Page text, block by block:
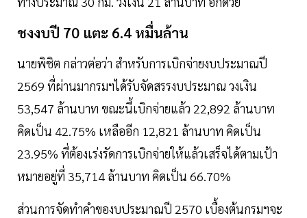
ชงงบปี 70 แตะ 6.4 หมื่นล้าน
นายพิชิต กล่าวต่อว่า สำหรับการเบิกจ่ายงบประมาณปี
2569 ที่ผ่านมากรมฯได้รับจัดสรรงบประมาณ วงเงิน
53,547 ล้านบาท ขณะนี้เบิกจ่ายแล้ว 22,892 ล้านบาท
คิดเป็น 42.75% เหลืออีก 12,821 ล้านบาท คิดเป็น
23.95% ที่ต้องเร่งรัดการเบิกจ่ายให้แล้วเสร็จได้ตามเป้า
หมายอยู่ที่ 35,714 ล้านบาท คิดเป็น 66.70%
ส่วนการจัดทำคำของบประมาณปี 2570 เบื้องต้นกรมฯจะ